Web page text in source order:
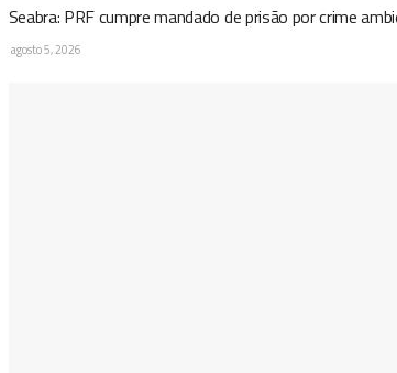
Seabra: PRF cumpre mandado de prisão por crime
agosto 5, 2026